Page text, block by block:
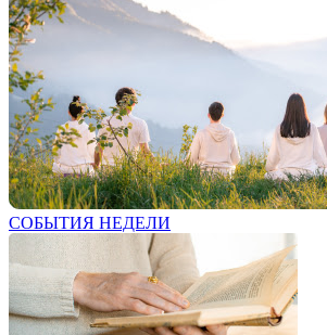
СОБЫТИЯ НЕДЕЛИ